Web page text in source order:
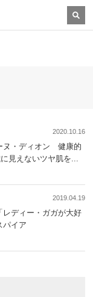
2020.10.16
ヌ・ディオン 健康的
見えないツヤ肌を...
2019.04.19
ディー・ガガが大好
イア